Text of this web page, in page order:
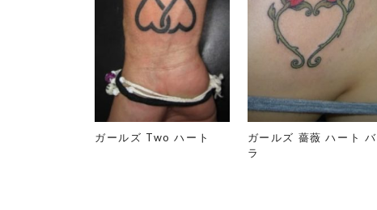
ガールズ Two ハート
ガールズ 薔薇 ハート バ
ラ